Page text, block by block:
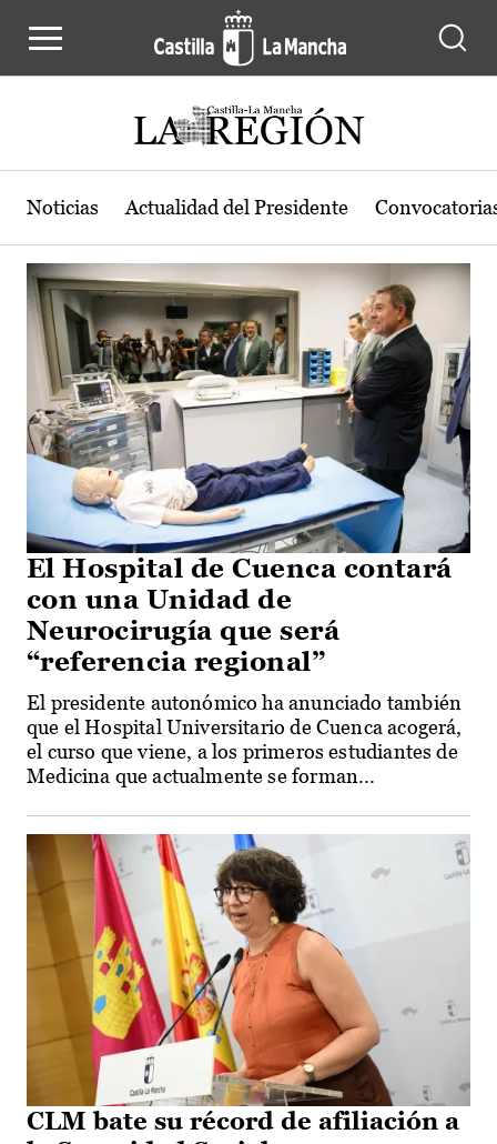
Actualidad de la región de Castilla-
Noticias Actualidad del Presidente
El Hospital de Cuenca contará
con una Unidad de
Neurocirugía que será
“referencia regional”
El presidente autonómico ha anunciado también
que el Hospital Universitario de Cuenca acogerá,
el curso que viene, a los primeros estudiantes de
Medicina que actualmente se forman...
CLM bate su récord de afiliación a